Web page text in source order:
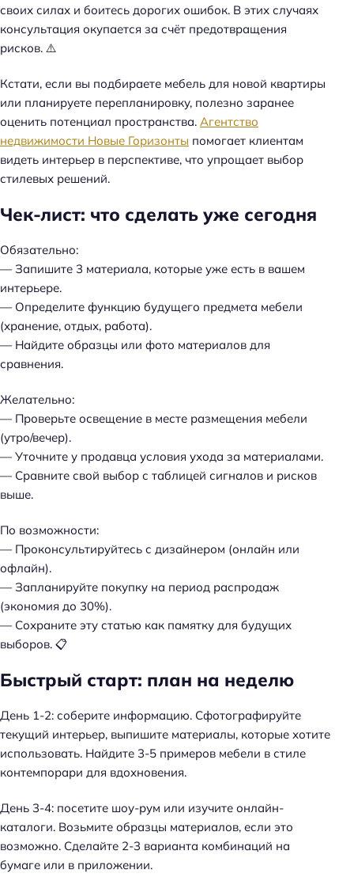
своих силах и боитесь дорогих ошибок. В этих случаях
консультация окупается за счёт предотвращения
рисков. ⚠️
Кстати, если вы подбираете мебель для новой квартиры
или планируете перепланировку, полезно заранее
оценить потенциал пространства. Агентство
недвижимости Новые Горизонты помогает клиентам
видеть интерьер в перспективе, что упрощает выбор
стилевых решений.
Чек-лист: что сделать уже сегодня
Обязательно:
— Запишите 3 материала, которые уже есть в вашем
интерьере.
— Определите функцию будущего предмета мебели
(хранение, отдых, работа).
— Найдите образцы или фото материалов для
сравнения.
Желательно:
— Проверьте освещение в месте размещения мебели
(утро/вечер).
— Уточните у продавца условия ухода за материалами.
— Сравните свой выбор с таблицей сигналов и рисков
выше.
По возможности:
— Проконсультируйтесь с дизайнером (онлайн или
офлайн).
— Запланируйте покупку на период распродаж
(экономия до 30%).
— Сохраните эту статью как памятку для будущих
выборов. 📋
Быстрый старт: план на неделю
День 1-2: соберите информацию. Сфотографируйте
текущий интерьер, выпишите материалы, которые хотите
использовать. Найдите 3-5 примеров мебели в стиле
контемпорари для вдохновения.
День 3-4: посетите шоу-рум или изучите онлайн-
каталоги. Возьмите образцы материалов, если это
возможно. Сделайте 2-3 варианта комбинаций на
бумаге или в приложении.